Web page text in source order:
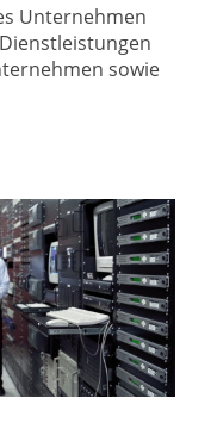
Unternehmen
sowie